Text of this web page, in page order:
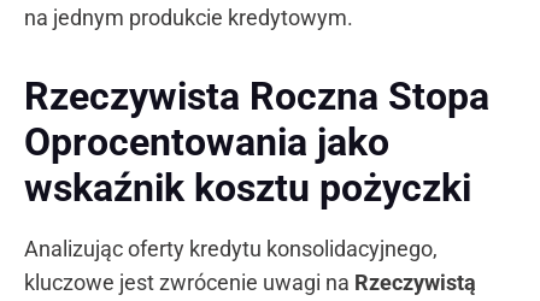
na jednym produkcie kredytowym.
Rzeczywista Roczna Stopa
Oprocentowania jako
wskaźnik kosztu pożyczki
Analizując oferty kredytu konsolidacyjnego,
kluczowe jest zwrócenie uwagi na Rzeczywistą